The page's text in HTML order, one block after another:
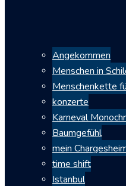
Angekommen
Menschen in
Menschenkette
konzerte
Karneval
Baumgefühl
mein
time shift
Istanbul